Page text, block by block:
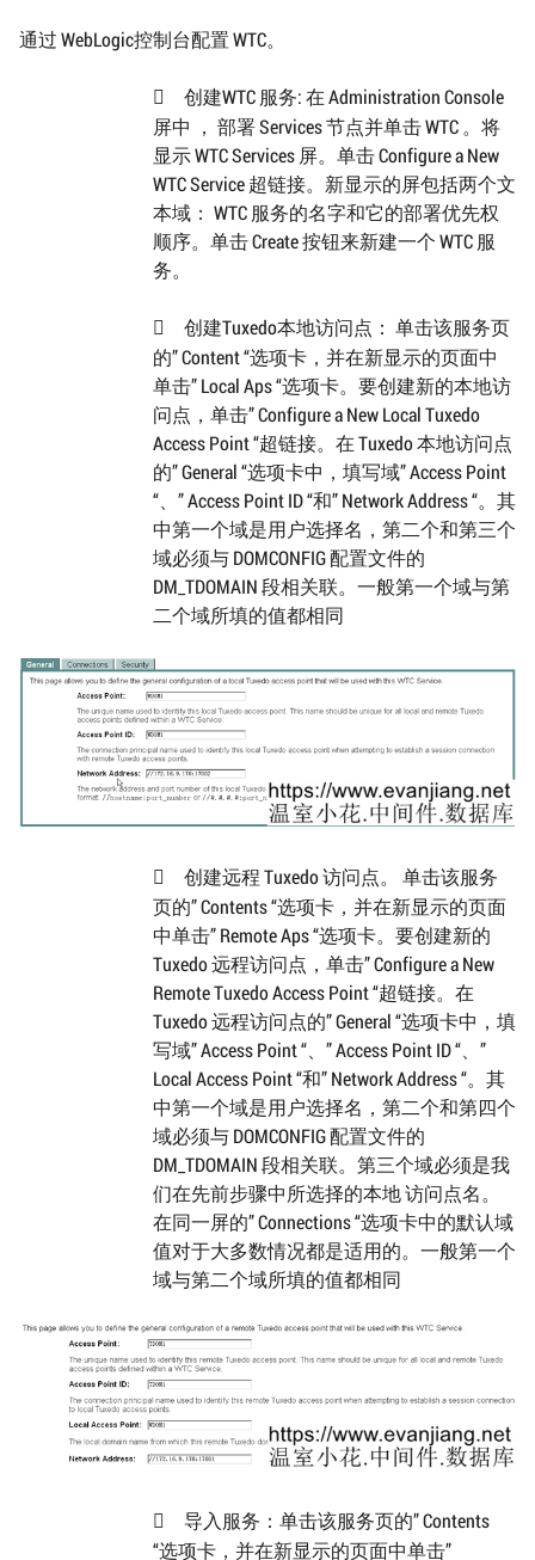
通过 WebLogic控制台配置 WTC。
 创建WTC 服务: 在 Administration Console
屏中 ， 部署 Services 节点并单击 WTC 。将
显示 WTC Services 屏。单击 Configure a New
WTC Service 超链接。新显示的屏包括两个文
本域： WTC 服务的名字和它的部署优先权
顺序。单击 Create 按钮来新建一个 WTC 服
务。
 创建Tuxedo本地访问点： 单击该服务页
的” Content “选项卡，并在新显示的页面中
单击” Local Aps “选项卡。要创建新的本地访
问点，单击” Configure a New Local Tuxedo
Access Point “超链接。在 Tuxedo 本地访问点
的” General “选项卡中，填写域” Access Point
“、” Access Point ID “和” Network Address “。其
中第一个域是用户选择名，第二个和第三个
域必须与 DOMCONFIG 配置文件的
DM_TDOMAIN 段相关联。一般第一个域与第
二个域所填的值都相同
 创建远程 Tuxedo 访问点。 单击该服务
页的” Contents “选项卡，并在新显示的页面
中单击” Remote Aps “选项卡。要创建新的
Tuxedo 远程访问点，单击” Configure a New
Remote Tuxedo Access Point “超链接。在
Tuxedo 远程访问点的” General “选项卡中，填
写域” Access Point “、” Access Point ID “、”
Local Access Point “和” Network Address “。其
中第一个域是用户选择名，第二个和第四个
域必须与 DOMCONFIG 配置文件的
DM_TDOMAIN 段相关联。第三个域必须是我
们在先前步骤中所选择的本地 访问点名。
在同一屏的” Connections “选项卡中的默认域
值对于大多数情况都是适用的。一般第一个
域与第二个域所填的值都相同
 导入服务：单击该服务页的” Contents
“选项卡，并在新显示的页面中单击”